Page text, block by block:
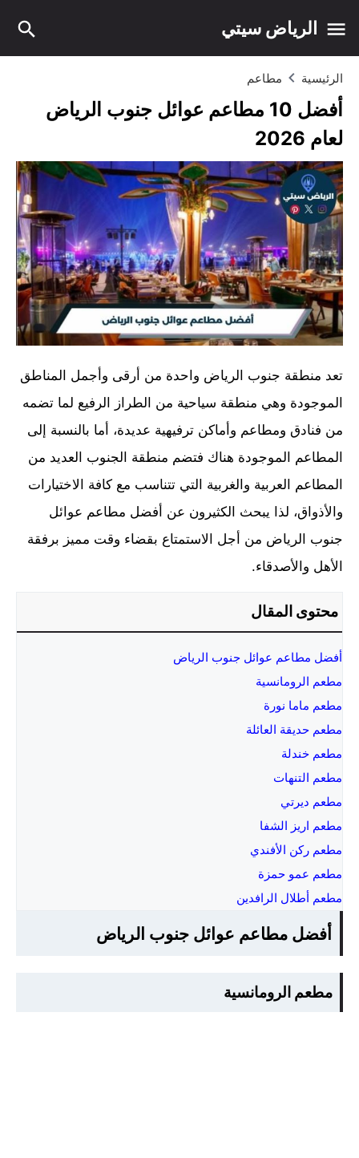
الرياض سيتي
الرئيسية مطاعم
أفضل 10 مطاعم عوائل جنوب الرياض
لعام 2026
تعد منطقة جنوب الرياض واحدة من أرقى وأجمل المناطق
الموجودة وهي منطقة سياحية من الطراز الرفيع لما تضمه
من فنادق ومطاعم وأماكن ترفيهية عديدة، أما بالنسبة إلى
المطاعم الموجودة هناك فتضم منطقة الجنوب العديد من
المطاعم العربية والغربية التي تتناسب مع كافة الاختيارات
والأذواق، لذا يبحث الكثيرون عن أفضل مطاعم عوائل
جنوب الرياض من أجل الاستمتاع بقضاء وقت مميز برفقة
الأهل والأصدقاء.
محتوى المقال
أفضل مطاعم عوائل جنوب الرياض
مطعم الرومانسية
مطعم ماما نورة
مطعم حديقة العائلة
مطعم خندلة
مطعم التنهات
مطعم ديرتي
مطعم اريز الشفا
مطعم ركن الأفندي
مطعم عمو حمزة
مطعم أطلال الرافدين
أفضل مطاعم عوائل جنوب الرياض
مطعم الرومانسية